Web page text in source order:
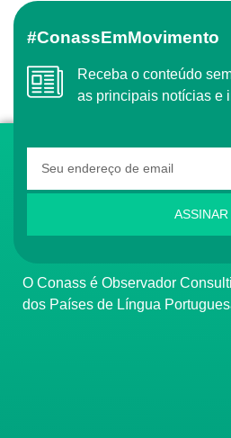
#ConassEmMovimento
Receba o conteúdo semanal do Conass com
as principais notícias e
ASSINAR
O Conass é Observador Consultivo da Comunidade
dos Países de Língua